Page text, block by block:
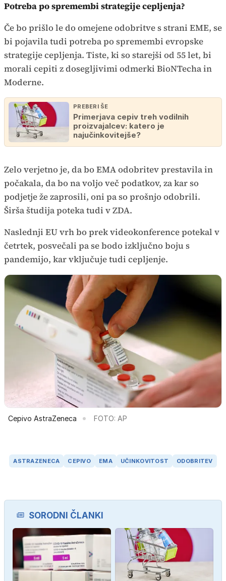
Potreba po spremembi strategije cepljenja?
Če bo prišlo le do omejene odobritve s strani EME, se
bi pojavila tudi potreba po spremembi evropske
strategije cepljenja. Tiste, ki so starejši od 55 let, bi
morali cepiti z dosegljivimi odmerki BioNTecha in
Moderne.
PREBERI ŠE
Primerjava cepiv treh vodilnih
proizvajalcev: katero je
najučinkovitejše?
Zelo verjetno je, da bo EMA odobritev prestavila in
počakala, da bo na voljo več podatkov, za kar so
podjetje že zaprosili, oni pa so prošnjo odobrili.
Širša študija poteka tudi v ZDA.
Naslednji EU vrh bo prek videokonference potekal v
četrtek, posvečali pa se bodo izključno boju s
pandemijo, kar vključuje tudi cepljenje.
Cepivo AstraZeneca FOTO: AP
ASTRAZENECA CEPIVO EMA UČINKOVITOST ODOBRITEV
SORODNI ČLANKI